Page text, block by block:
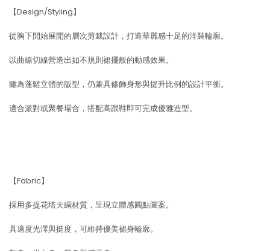
【Design/Styling】
從胸下開始展開的層次剪裁設計，打造華麗感十足的洋裝輪廓。
以曲線切線營造出如不規則裙擺般的動感效果。
雖為蓬鬆立體的版型，仍兼具修飾身形與提升比例的設計平衡。
適合派對或聚餐場合，搭配高跟鞋即可完成優雅造型。
【Fabric】
採用多提花塔夫綢材質，呈現立體感圓點圖案。
具適度光澤與挺度，可維持優美裙身輪廓。